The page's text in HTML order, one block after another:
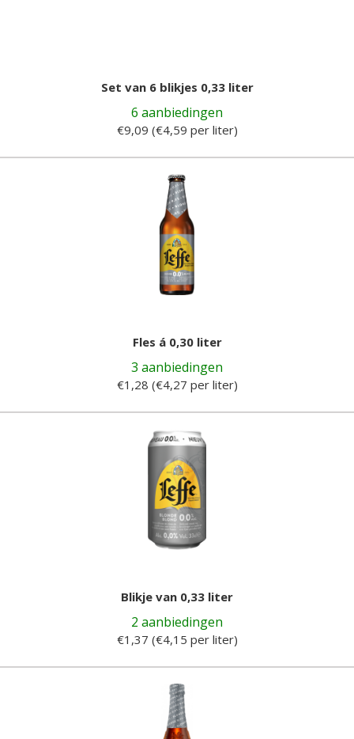
Set van 6 blikjes 0,33 liter
6 aanbiedingen
€9,09 (€4,59 per liter)
Fles á 0,30 liter
3 aanbiedingen
€1,28 (€4,27 per liter)
Blikje van 0,33 liter
2 aanbiedingen
€1,37 (€4,15 per liter)